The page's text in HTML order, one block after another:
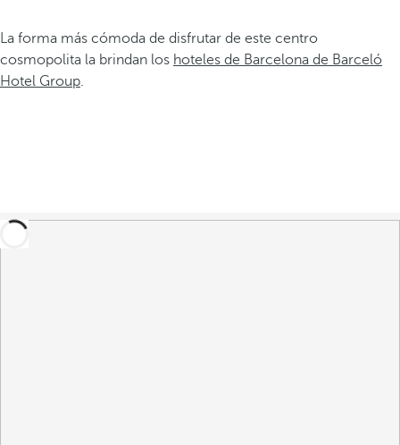
La forma más cómoda de disfrutar de este centro
cosmopolita la brindan los hoteles de Barcelona de Barceló
Hotel Group.